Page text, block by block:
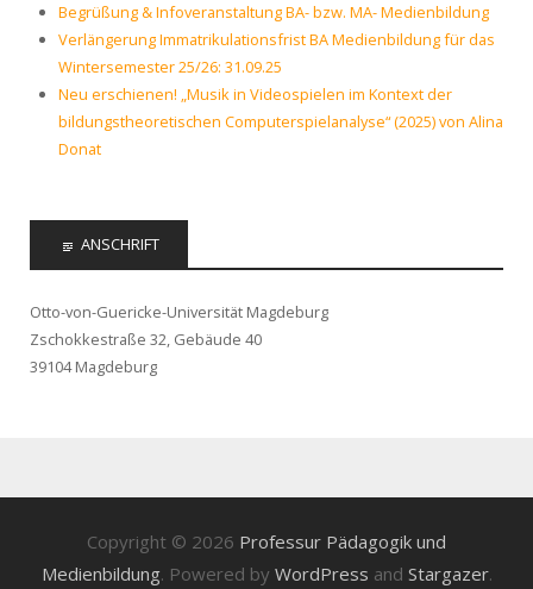
Begrüßung & Infoveranstaltung BA- bzw. MA- Medienbildung
Verlängerung Immatrikulationsfrist BA Medienbildung für das
Wintersemester 25/26: 31.09.25
Neu erschienen! „Musik in Videospielen im Kontext der
bildungstheoretischen Computerspielanalyse“ (2025) von Alina
Donat
ANSCHRIFT
Otto-von-Guericke-Universität Magdeburg
Zschokkestraße 32, Gebäude 40
39104 Magdeburg
Copyright © 2026 Professur Pädagogik und
Medienbildung. Powered by WordPress and Stargazer.